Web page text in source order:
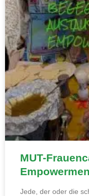
MUT-
Jede, der oder die